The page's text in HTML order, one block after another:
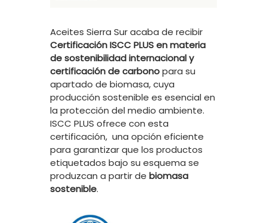
Aceites Sierra Sur acaba de recibir
Certificación ISCC PLUS en materia
de sostenibilidad internacional y
certificación de carbonopara su
apartado de biomasa, cuya
producción sostenible es esencial en
la protección del medio ambiente.
ISCC PLUS ofrece con esta
certificación, una opción eficiente
para garantizar que los productos
etiquetados bajo su esquema se
produzcan a partir de biomasa
sostenible.